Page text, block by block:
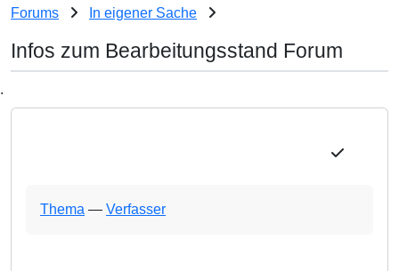
Forums In eigener Sache
Infos zum Bearbeitungsstand Forum
.
Thema — Verfasser